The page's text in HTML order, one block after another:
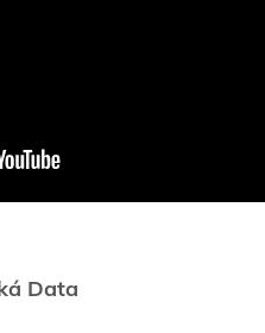
Data